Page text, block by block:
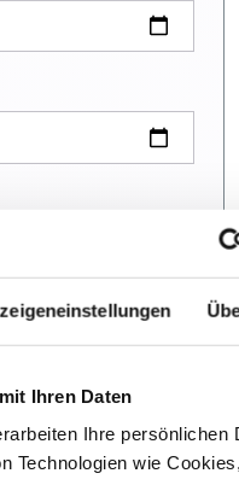
Ihren Daten
Ihre persönlichen
Technologien wie